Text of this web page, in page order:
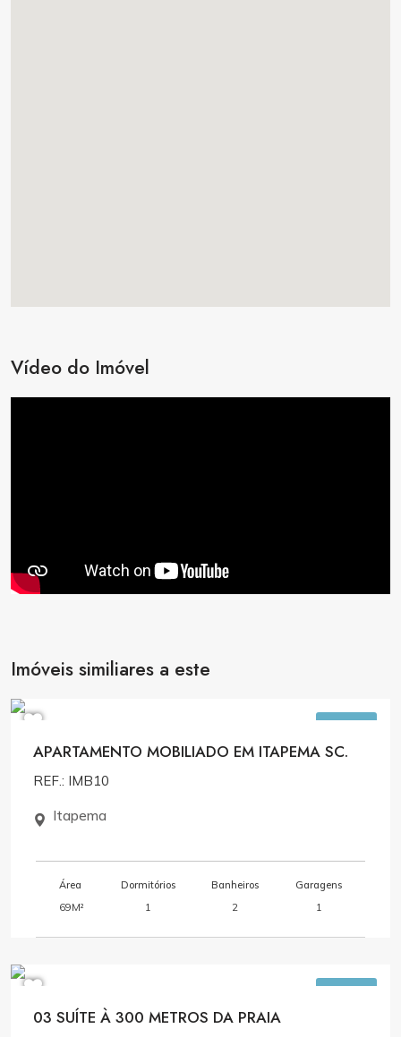
Vídeo do Imóvel
Imóveis similiares a este
VENDA
APARTAMENTO MOBILIADO EM ITAPEMA SC.
REF.: IMB10
Itapema
Área
69M²
Dormitórios
1
Banheiros
2
Garagens
1
VENDA
03 SUÍTE À 300 METROS DA PRAIA